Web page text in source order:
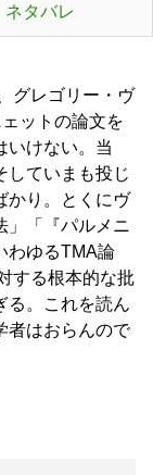
ネタバレ
グレゴリー・ヴ
ットの論文を
いけない。当
していまも投じ
かり。とくにヴ
」「『パルメニ
わゆるTMA論
する根本的な批
る。これを読ん
者はおらんので